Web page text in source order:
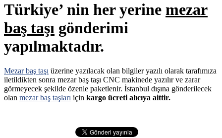
Türkiye’ nin her yerine mezar
baş taşı gönderimi
yapılmaktadır.
Mezar baş taşı üzerine yazılacak olan bilgiler yazılı olarak tarafımıza
iletildikten sonra mezar baş taşı CNC makinede yazılır ve zarar
görmeyecek şekilde özenle paketlenir. İstanbul dışına gönderilecek
olan mezar baş taşları için kargo ücreti alıcıya aittir.